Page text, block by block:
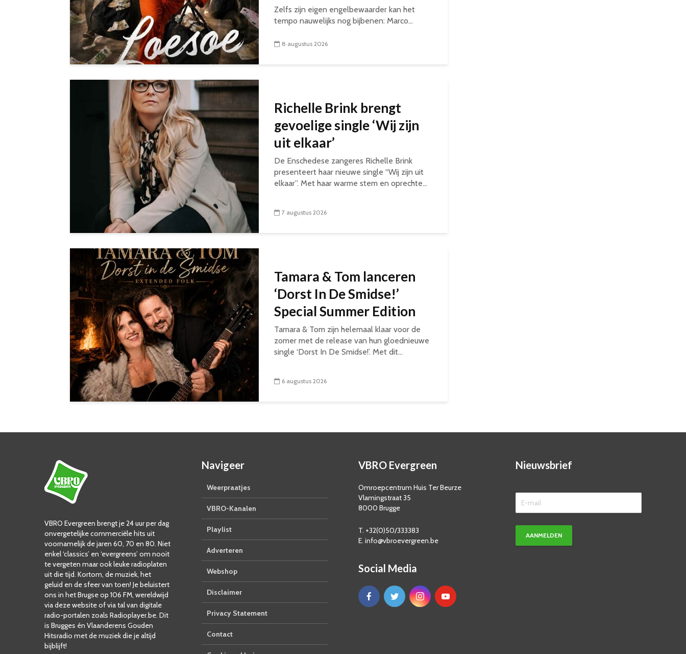
Zelfs zijn eigen engelbewaarder kan het
tempo nauwelijks nog bijbenen: Marco...
8 augustus 2026
Richelle Brink brengt
gevoelige single ‘Wij zijn
uit elkaar’
De Enschedese zangeres Richelle Brink
presenteert haar nieuwe single “Wij zijn uit
elkaar”. Met haar warme stem en oprechte...
7 augustus 2026
Tamara & Tom lanceren
‘Dorst In De Smidse!’
Special Summer Edition
Tamara & Tom zijn helemaal klaar voor de
zomer met de release van hun gloednieuwe
single ‘Dorst In De Smidse!’. Met dit...
6 augustus 2026
VBRO Evergreen brengt je 24 uur per dag
onvergetelijke commerciële hits uit
voornamelijk de jaren 60, 70 en 80. Niet
enkel ‘classics’ en ‘evergreens’ om nooit
te vergeten maar ook leuke radioplaten
uit die tijd. Kortom, de muziek, het
geluid en de sfeer van toen! Je beluistert
ons in het Brugse op 106 FM, wereldwijd
via deze website of via tal van digitale
radio-portalen zoals Radioplayer.be. Dit
is Brugges én Vlaanderens Gouden
Hitsradio met de muziek die je altijd
bijblijft!
Navigeer
Weerpraatjes
VBRO-Kanalen
Playlist
Adverteren
Webshop
Disclaimer
Privacy Statement
Contact
VBRO Evergreen
Omroepcentrum Huis Ter Beurze
Vlamingstraat 35
8000 Brugge
T. +32(0)50/333383
E. info@vbroevergreen.be
Social Media
Nieuwsbrief